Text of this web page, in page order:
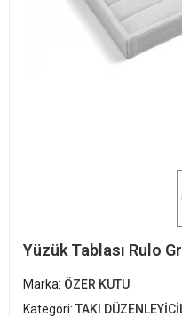
Yüzük Tablası Rulo
Marka: ÖZER KUTU
Kategori: TAKI